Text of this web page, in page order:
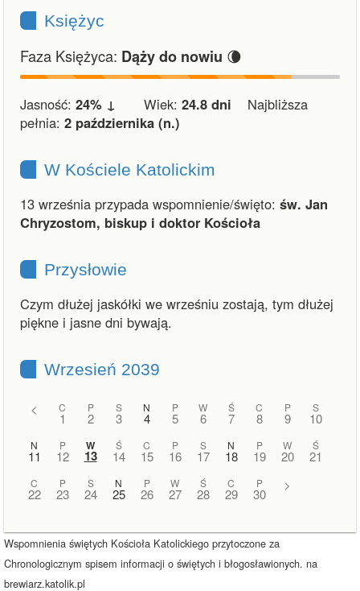
Księżyc
Faza Księżyca: Dąży do nowiu 🌘
Jasność: 24% ↓ Wiek: 24.8 dni Najbliższa
pełnia: 2 października (n.)
W Kościele Katolickim
13 września przypada wspomnienie/święto: św. Jan
Chryzostom, biskup i doktor Kościoła
Przysłowie
Czym dłużej jaskółki we wrześniu zostają, tym dłużej
piękne i jasne dni bywają.
Wrzesień 2039
< C
1
P
2
S
3
N
4
P
5
W
6
Ś
7
C
8
P
9
S
10
N
11
P
12
W
13
Ś
14
C
15
P
16
S
17
N
18
P
19
W
20
Ś
21
C
22
P
23
S
24
N
25
P
26
W
27
Ś
28
C
29
P
30
>
Wspomnienia świętych Kościoła Katolickiego przytoczone za
Chronologicznym spisem informacji o świętych i błogosławionych. na
brewiarz.katolik.pl